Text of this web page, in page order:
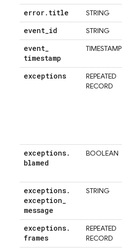
error. title STRING
event_id STRING
event_
timestamp
TIMESTAMP
exceptions
REPEATED
RECORD
exceptions.
blamed
BOOLEAN
exceptions.
exception_
message
STRING
exceptions.
frames
REPEATED
RECORD